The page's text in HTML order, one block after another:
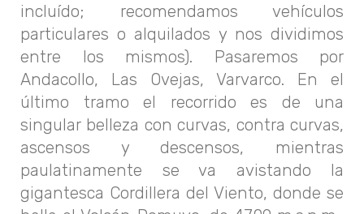
incluído; recomendamos vehículos
particulares o alquilados y nos dividimos
entre los mismos). Pasaremos por
Andacollo, Las Ovejas, Varvarco. En el
último tramo el recorrido es de una
singular belleza con curvas, contra curvas,
ascensos y descensos, mientras
paulatinamente se va avistando la
gigantesca Cordillera del Viento, donde se